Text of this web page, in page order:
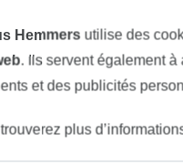
Hemmers utilise des
. Ils servent également
et des publicités
plus